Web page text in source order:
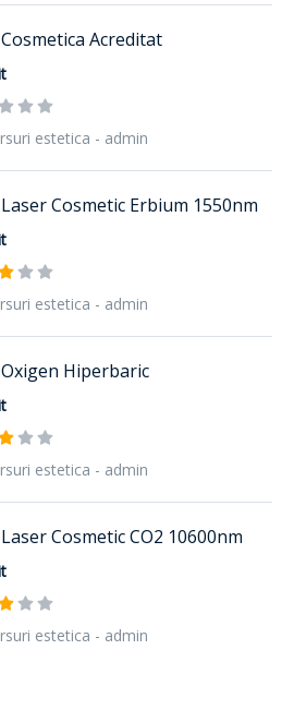
Acreditat
estetica - admin
Cosmetic Erbium 1550nm
estetica - admin
Hiperbaric
estetica - admin
Cosmetic CO2 10600nm
estetica - admin